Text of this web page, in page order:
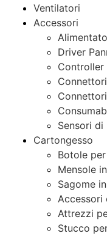
Ventilatori
Accessori
Driver
Controller
Sensori
Cartongesso
Botole
Mensole
Sagome
Accessori
Attrezzi
Stucco